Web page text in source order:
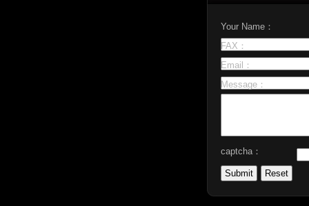
Your Name：
FAX：
Email：
Message：
captcha：